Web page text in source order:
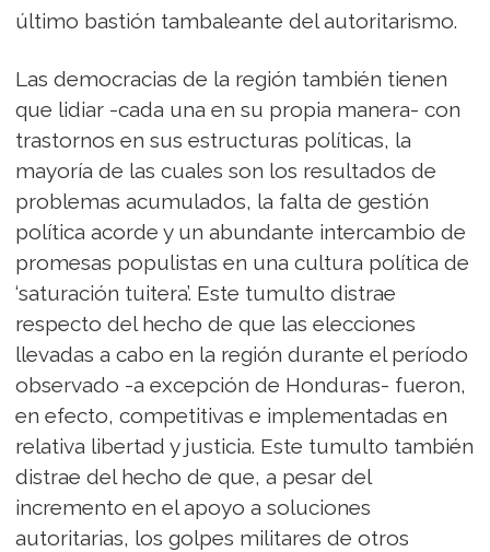
último bastión tambaleante del autoritarismo.
Las democracias de la región también tienen
que lidiar -cada una en su propia manera- con
trastornos en sus estructuras políticas, la
mayoría de las cuales son los resultados de
problemas acumulados, la falta de gestión
política acorde y un abundante intercambio de
promesas populistas en una cultura política de
‘saturación tuitera’. Este tumulto distrae
respecto del hecho de que las elecciones
llevadas a cabo en la región durante el período
observado -a excepción de Honduras- fueron,
en efecto, competitivas e implementadas en
relativa libertad y justicia. Este tumulto también
distrae del hecho de que, a pesar del
incremento en el apoyo a soluciones
autoritarias, los golpes militares de otros